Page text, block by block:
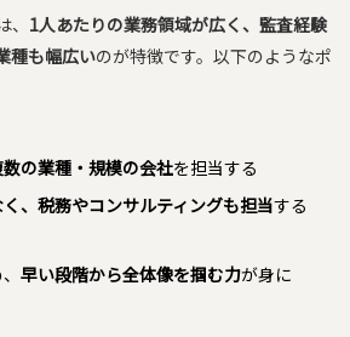
1人あたりの業務領域が広く、監査経験
種も幅広いのが特徴です。以下のようなポ
の業種・規模の会社を担当する
、税務やコンサルティングも担当する
早い段階から全体像を掴む力が身に